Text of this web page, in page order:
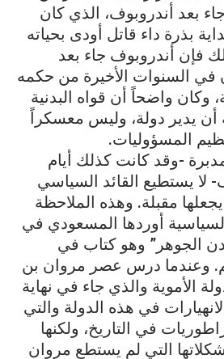
بعد أندروبوف، الذي كان
بذرة داء قاتل أودى بحياته
فإن أندروبوف جاء بعد
في السنوات الأخيرة من حكمه
وكان واضحاً أن قواه البدنية
أن يدير دولة، وليس معسكراً
المسؤوليات.
-وقد كانت كذلك أيام
لا يستطيع القائد السياسي
مقبلة. وهذه الملاحظة
أوردها المسعودي في
الجوهر” وهو كتاب في
وعندما درس عصر مروان بن
الأموية والذي جاء في نهاية
في هذه الدولة والتي
في التاريخ، ولكنها
التي لم يستطع مروان